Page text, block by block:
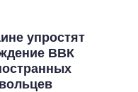
упростят
ВВК